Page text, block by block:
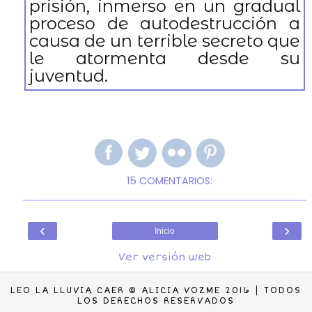
prisión, inmerso en un gradual
proceso de autodestrucción a
causa de un terrible secreto que
le atormenta desde su
juventud.
15 COMENTARIOS:
‹ ›
Inicio
Ver versión web
LEO LA LLUVIA CAER © ALICIA VOZME 2016 | TODOS
LOS DERECHOS RESERVADOS